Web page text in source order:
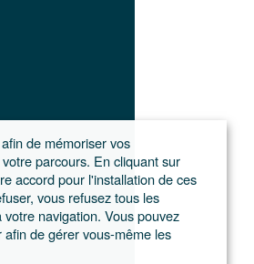
de mémoriser vos
parcours. En cliquant sur
accord pour l'installation de ces
vous refusez tous les
navigation. Vous pouvez
de gérer vous-même les